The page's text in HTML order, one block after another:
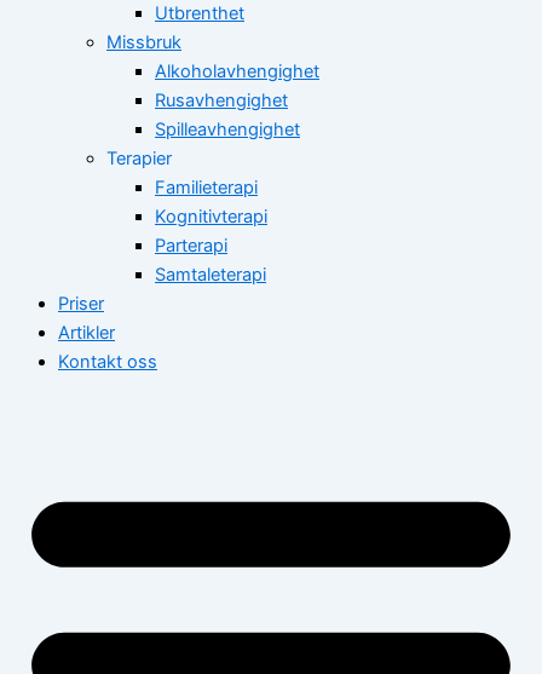
Utbrenthet
Missbruk
Alkoholavhengighet
Rusavhengighet
Spilleavhengighet
Terapier
Familieterapi
Kognitivterapi
Parterapi
Samtaleterapi
Priser
Artikler
Kontakt oss